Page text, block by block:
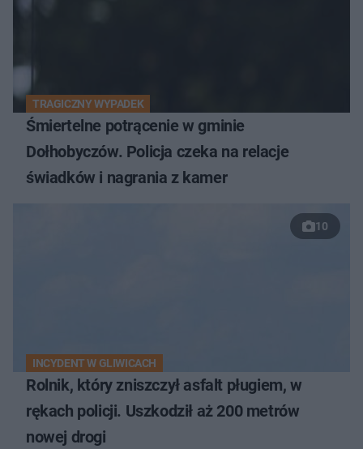
TRAGICZNY WYPADEK
Śmiertelne potrącenie w gminie
Dołhobyczów. Policja czeka na relacje
świadków i nagrania z kamer
10
INCYDENT W GLIWICACH
Rolnik, który zniszczył asfalt pługiem, w
rękach policji. Uszkodził aż 200 metrów
nowej drogi